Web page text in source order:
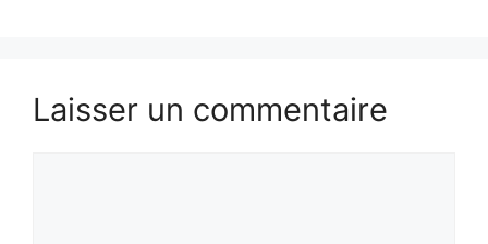
Laisser un commentaire